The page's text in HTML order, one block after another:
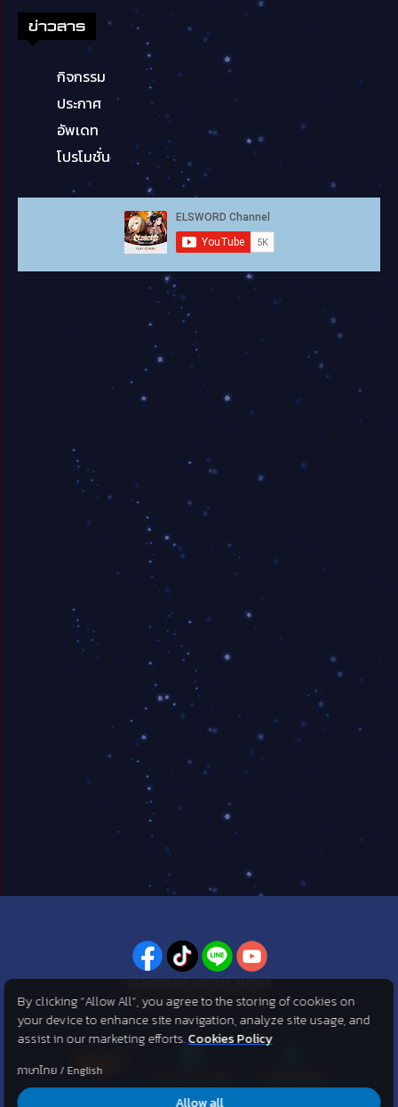
ข่าวสาร
กิจกรรม
ประกาศ
อัพเดท
โปรโมชั่น
PLAYPARK SOCIAL MEDIA
ไม่พลาดทุกข่าวสารจาก PlayPark
©2007 KOG corporation . All Rights Reserved. ©2012 Asphere
By clicking “Allow All”, you agree to the storing of cookies on
your device to enhance site navigation, analyze site usage, and
assist in our marketing efforts.Cookies Policy
ภาษาไทย / English
Allow all